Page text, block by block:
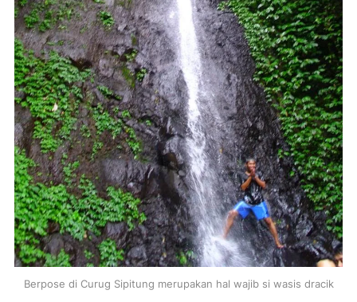
Berpose di Curug Sipitung merupakan hal wajib si wasis dracik